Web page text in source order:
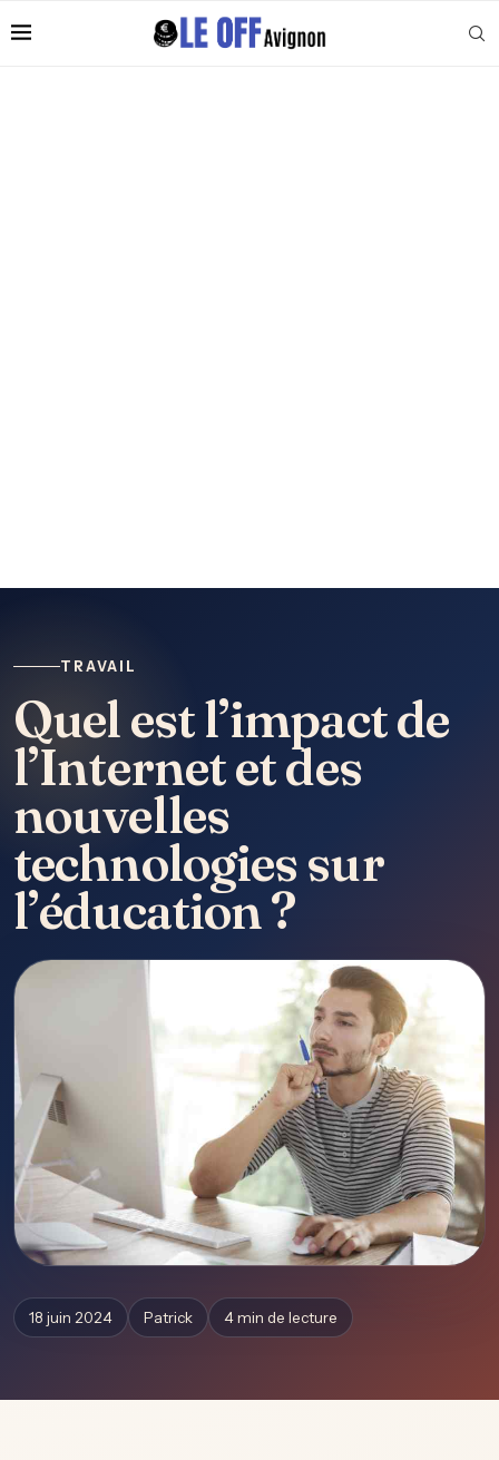
TRAVAIL
Quel est l’impact de
l’Internet et des
nouvelles
technologies sur
l’éducation ?
18 juin 2024 Patrick 4 min de lecture